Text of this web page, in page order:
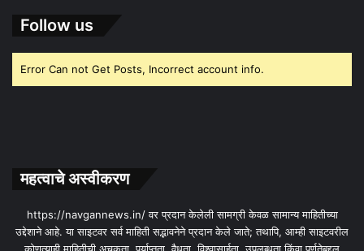
Follow us
Error Can not Get Posts, Incorrect account info.
महत्वाचे अस्वीकरण
https://navgannews.in/ वर प्रदान केलेली सामग्री केवळ सामान्य माहितीच्या
उद्देशाने आहे. या साइटवर सर्व माहिती सद्भावनेने प्रदान केले जाते; तथापि, आम्ही साइटवरील